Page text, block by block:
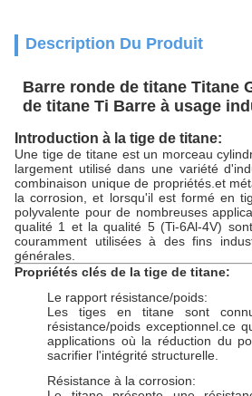
Description Du Produit
Barre ronde de titane Titane
de titane Ti Barre à usage
Introduction à la tige de titane:
Une tige de titane est un morceau
largement utilisé dans une variété
combinaison unique de propriétés.et
la corrosion, et lorsqu'il est formé en
polyvalente pour de nombreuses
qualité 1 et la qualité 5 (Ti-6Al-4V)
couramment utilisées à des fins
générales.
Propriétés clés de la tige de titane:
Le rapport résistance/poids:
Les tiges en titane sont
résistance/poids exceptionnel.ce
applications où la réduction du
sacrifier l'intégrité structurelle.
Résistance à la corrosion: